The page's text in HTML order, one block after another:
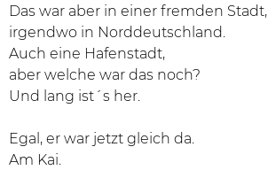
Das war aber in einer fremden Stadt,
irgendwo in Norddeutschland.
Auch eine Hafenstadt,
aber welche war das noch?
Und lang ist´s her.
Egal, er war jetzt gleich da.
Am Kai.